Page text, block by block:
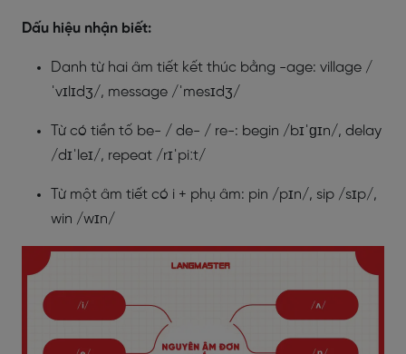
Dấu hiệu nhận biết:
Danh từ hai âm tiết kết thúc bằng -age: village /
ˈvɪlɪdʒ/, message /ˈmesɪdʒ/
Từ có tiền tố be- / de- / re-: begin /bɪˈɡɪn/, delay
/dɪˈleɪ/, repeat /rɪˈpiːt/
Từ một âm tiết có i + phụ âm: pin /pɪn/, sip /sɪp/,
win /wɪn/